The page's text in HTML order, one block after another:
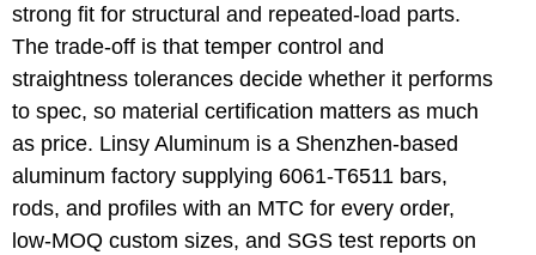
strong fit for structural and repeated-load parts.
The trade-off is that temper control and
straightness tolerances decide whether it performs
to spec, so material certification matters as much
as price. Linsy Aluminum is a Shenzhen-based
aluminum factory supplying 6061-T6511 bars,
rods, and profiles with an MTC for every order,
low-MOQ custom sizes, and SGS test reports on